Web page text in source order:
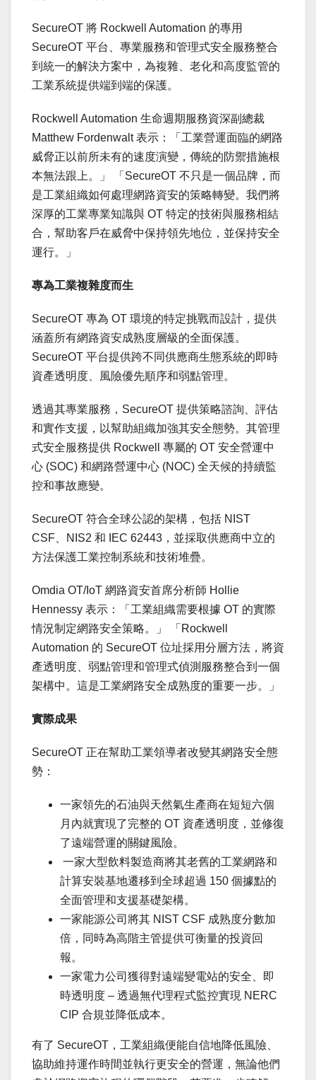
SecureOT 將 Rockwell Automation 的專用
SecureOT 平台、專業服務和管理式安全服務整合
到統一的解決方案中，為複雜、老化和高度監管的
工業系統提供端到端的保護。
Rockwell Automation 生命週期服務資深副總裁
Matthew Fordenwalt表示：「工業營運面臨的網路
威脅正以前所未有的速度演變，傳統的防禦措施根
本無法跟上。」 「SecureOT 不只是一個品牌，而
是工業組織如何處理網路資安的策略轉變。我們將
深厚的工業專業知識與 OT 特定的技術與服務相結
合，幫助客戶在威脅中保持領先地位，並保持安全
運行。」
專為工業複雜度而生
SecureOT 專為 OT 環境的特定挑戰而設計，提供
涵蓋所有網路資安成熟度層級的全面保護。
SecureOT 平台提供跨不同供應商生態系統的即時
資產透明度、風險優先順序和弱點管理。
透過其專業服務，SecureOT 提供策略諮詢、評估
和實作支援，以幫助組織加強其安全態勢。其管理
式安全服務提供 Rockwell 專屬的 OT 安全營運中
心 (SOC) 和網路營運中心 (NOC) 全天候的持續監
控和事故應變。
SecureOT 符合全球公認的架構，包括 NIST
CSF、NIS2 和 IEC 62443，並採取供應商中立的
方法保護工業控制系統和技術堆疊。
Omdia OT/IoT 網路資安首席分析師 Hollie
Hennessy 表示：「工業組織需要根據 OT 的實際
情況制定網路安全策略。」 「Rockwell
Automation 的 SecureOT 位址採用分層方法，將資
產透明度、弱點管理和管理式偵測服務整合到一個
架構中。這是工業網路安全成熟度的重要一步。」
實際成果
SecureOT 正在幫助工業領導者改變其網路安全態
勢：
一家領先的石油與天然氣生產商在短短六個
月內就實現了完整的 OT 資產透明度，並修復
了遠端營運的關鍵風險。
一家大型飲料製造商將其老舊的工業網路和
計算安裝基地遷移到全球超過 150 個據點的
全面管理和支援基礎架構。
一家能源公司將其 NIST CSF 成熟度分數加
倍，同時為高階主管提供可衡量的投資回
報。
一家電力公司獲得對遠端變電站的安全、即
時透明度 – 透過無代理程式監控實現 NERC
CIP 合規並降低成本。
有了 SecureOT，工業組織便能自信地降低風險、
協助維持運作時間並執行更安全的營運，無論他們